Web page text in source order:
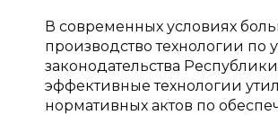
В современных условиях
производство технологии по
законодательства
эффективные технологии
нормативных актов по